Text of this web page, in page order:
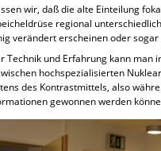
wir, daß die alte Einteilung
regional
verändert erscheinen oder
Technik und Erfahrung kann man
hochspezialisierten
des Kontrastmittels, also
gewonnen werden